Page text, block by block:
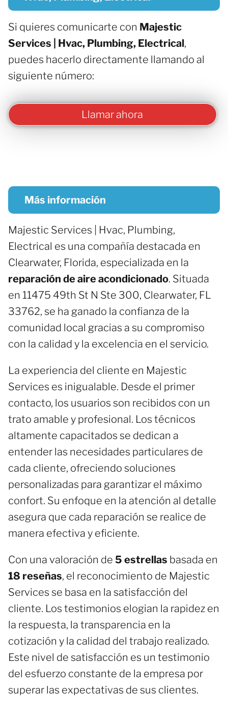
Si quieres comunicarte con Majestic
Services | Hvac, Plumbing, Electrical,
puedes hacerlo directamente llamando al
siguiente número:
Llamar ahora
Más información
Majestic Services | Hvac, Plumbing,
Electrical es una compañía destacada en
Clearwater, Florida, especializada en la
reparación de aire acondicionado. Situada
en 11475 49th St N Ste 300, Clearwater, FL
33762, se ha ganado la confianza de la
comunidad local gracias a su compromiso
con la calidad y la excelencia en el servicio.
La experiencia del cliente en Majestic
Services es inigualable. Desde el primer
contacto, los usuarios son recibidos con un
trato amable y profesional. Los técnicos
altamente capacitados se dedican a
entender las necesidades particulares de
cada cliente, ofreciendo soluciones
personalizadas para garantizar el máximo
confort. Su enfoque en la atención al detalle
asegura que cada reparación se realice de
manera efectiva y eficiente.
Con una valoración de 5 estrellas basada en
18 reseñas, el reconocimiento de Majestic
Services se basa en la satisfacción del
cliente. Los testimonios elogian la rapidez en
la respuesta, la transparencia en la
cotización y la calidad del trabajo realizado.
Este nivel de satisfacción es un testimonio
del esfuerzo constante de la empresa por
superar las expectativas de sus clientes.